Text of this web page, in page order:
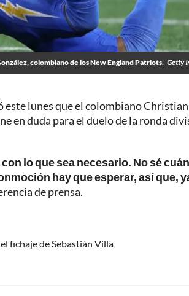
colombiano de los New England Patriots. Getty
este lunes que el colombiano Christian
en duda para el duelo de la ronda
lo que sea necesario. No sé
hay que esperar, así que,
de prensa.
fichaje de Sebastián Villa